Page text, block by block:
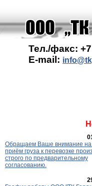
Тел./факс:
E-mail:
Обращаем Ваше внимание на
приём груза к перевозке
строго по предварительному
согласованию.